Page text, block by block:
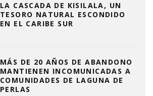
LA CASCADA DE KISILALA, UN
TESORO NATURAL ESCONDIDO
EN EL CARIBE SUR
MÁS DE 20 AÑOS DE ABANDONO
MANTIENEN INCOMUNICADAS A
COMUNIDADES DE LAGUNA DE
PERLAS